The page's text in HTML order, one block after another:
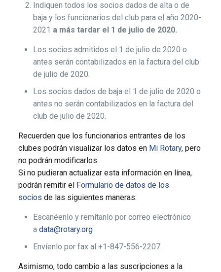
Indiquen todos los socios dados de alta o de
baja y los funcionarios del club para el año 2020-
2021 a más tardar el 1 de julio de 2020.
Los socios admitidos el 1 de julio de 2020 o
antes serán contabilizados en la factura del club
de julio de 2020.
Los socios dados de baja el 1 de julio de 2020 o
antes no serán contabilizados en la factura del
club de julio de 2020.
Recuerden que los funcionarios entrantes de los
clubes podrán visualizar los datos en Mi Rotary, pero
no podrán modificarlos.
Si no pudieran actualizar esta información en línea,
podrán remitir el Formulario de datos de los
socios de las siguientes maneras:
Escanéenlo y remítanlo por correo electrónico
a data@rotary.org
Envíenlo por fax al +1-847-556-2207
Asimismo, todo cambio a las suscripciones a la